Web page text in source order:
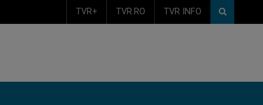
TVR+ TVR.RO TVR INFO